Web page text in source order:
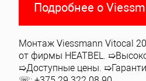
Монтаж Viessmann Vitocal
от фирмы HEATBEL.
➯Доступные цены.